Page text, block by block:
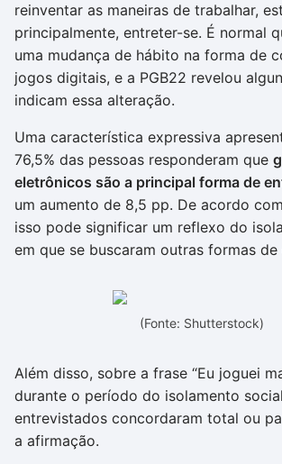
reinventar as maneiras de trabalhar,
principalmente, entreter-se. É normal
uma mudança de hábito na forma de
jogos digitais, e a PGB22 revelou
indicam essa alteração.
Uma característica expressiva
76,5% das pessoas responderam que
eletrônicos são a principal forma de
um aumento de 8,5 pp. De acordo
isso pode significar um reflexo do
em que se buscaram outras formas
(Fonte: Shutterstock)
Além disso, sobre a frase “Eu joguei
durante o período do isolamento
entrevistados concordaram total ou
a afirmação.